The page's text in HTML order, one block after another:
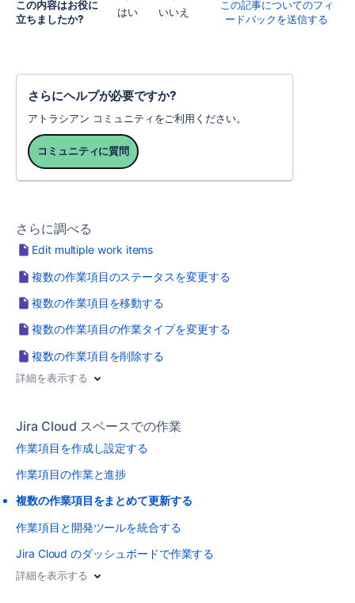
この内容はお役に
立ちましたか?
はい いいえ
この記事についてのフィ
ードバックを送信する
さらにヘルプが必要ですか?
アトラシアン コミュニティをご利用ください。
コミュニティに質問
さらに調べる
Edit multiple work items
複数の作業項目のステータスを変更する
複数の作業項目を移動する
複数の作業項目の作業タイプを変更する
複数の作業項目を削除する
詳細を表示する
Jira Cloud スペースでの作業
作業項目を作成し設定する
作業項目の作業と進捗
複数の作業項目をまとめて更新する
作業項目と開発ツールを統合する
Jira Cloud のダッシュボードで作業する
詳細を表示する